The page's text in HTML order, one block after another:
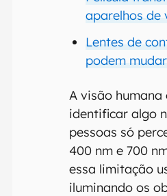
aparelhos de
Lentes de
podem
A visão
identificar algo
pessoas só
400 nm e 700
essa limitação
iluminando os